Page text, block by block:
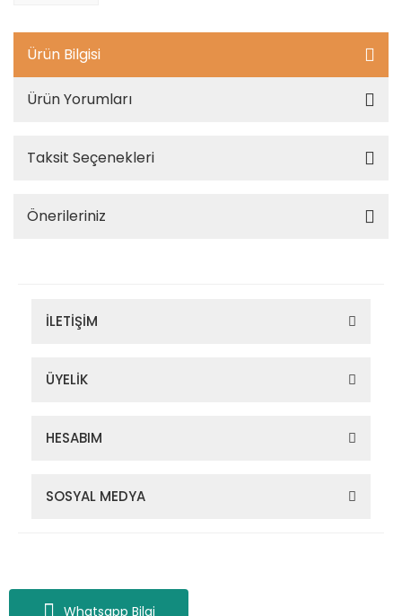
Whatsapp Bilgi
Ürün Bilgisi
Ürün Yorumları
Taksit Seçenekleri
Önerileriniz
İLETİŞİM
ÜYELİK
HESABIM
SOSYAL MEDYA